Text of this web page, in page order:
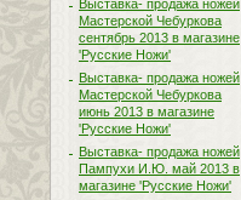
Выставка- продажа ножей
Мастерской Чебуркова
сентябрь 2013 в магазине
'Русские Ножи'
Выставка- продажа ножей
Мастерской Чебуркова
июнь 2013 в магазине
'Русские Ножи'
Выставка- продажа ножей
Пампухи И.Ю. май 2013 в
магазине 'Русские Ножи'